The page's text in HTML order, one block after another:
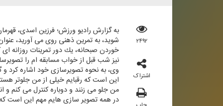
۲۴۹۲
اشتراک
به گزارش رادیو ورزش؛ فرزین اسدی،
شوید، به تمرین ذهنی روی می آورید،
خوردن صبحانه، یك دور تمرینات روزانه
نیز شب قبل از خواب مسابقه ام را
وی، به نحوه تصویرسازی خود اشاره كرد
این است كه رقبایم خیلی از من جلوتر
من جلو می زنند و دوباره كنترل می كنم
در همه تصویر سازی هایم مهم این است